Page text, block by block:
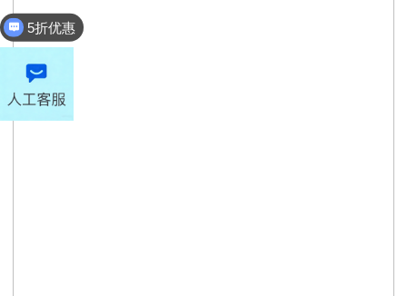
5折优惠
全平台立减200